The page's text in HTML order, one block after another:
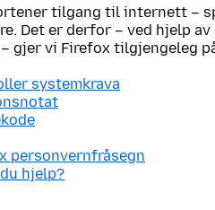
tilgang til internett –
Det er derfor – ved hjelp
gjer vi Firefox tilgjengeleg
systemkrava
personvernfråsegn
hjelp?